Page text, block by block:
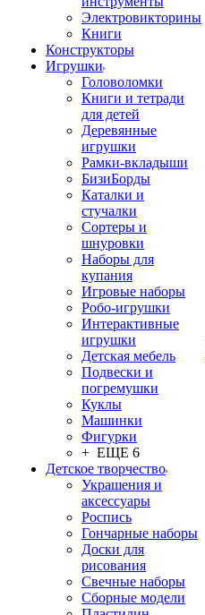
Электровикторины
Книги
Конструкторы
Игрушки
Головоломки
Книги и тетради
для детей
Деревянные
игрушки
Рамки-вкладыши
БизиБорды
Каталки и
стучалки
Сортеры и
шнуровки
Наборы для
купания
Игровые наборы
Робо-игрушки
Интерактивные
игрушки
Детская мебель
Подвески и
погремушки
Куклы
Машинки
Фигурки
+ ЕЩЕ 6
Детское творчество
Украшения и
аксессуары
Роспись
Гончарные наборы
Доски для
рисования
Свечные наборы
Сборные модели